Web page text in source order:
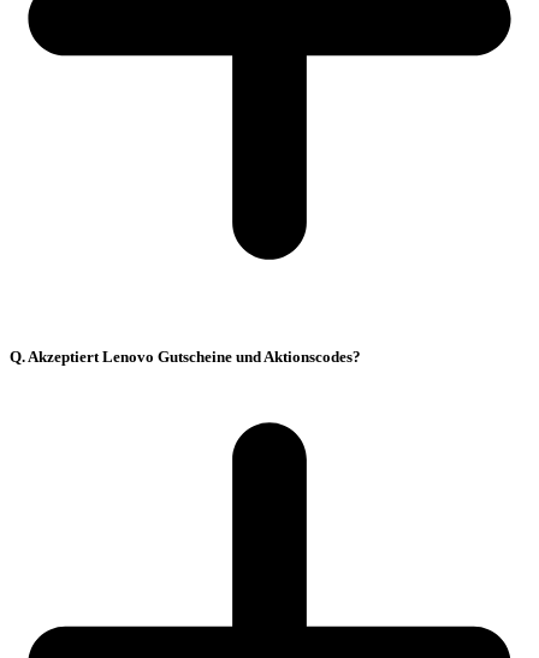
Q. Akzeptiert Lenovo Gutscheine und Aktionscodes?